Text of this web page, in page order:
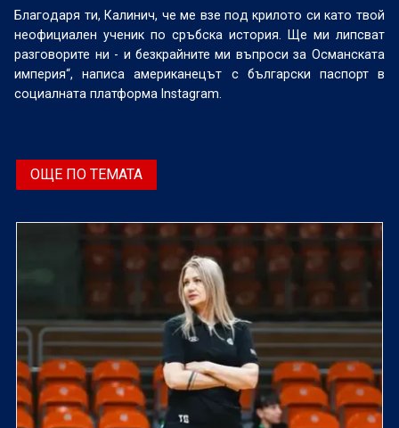
Благодаря ти, Калинич, че ме взе под крилото си като твой
неофициален ученик по сръбска история. Ще ми липсват
разговорите ни - и безкрайните ми въпроси за Османската
империя“, написа американецът с български паспорт в
социалната платформа Instagram.
ОЩЕ ПО ТЕМАТА